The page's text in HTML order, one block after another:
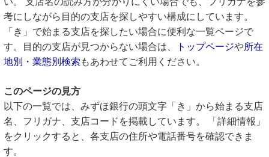
考にしながら目的の支店を探しやすい構成にしています。
「き」で始まる支店を探したい場合に便利な一覧ページで
す。目的の支店が見つからない場合は、
トップページや所在
地別・業態別検索 もあわせてご利用ください。
このページの見方
以下の一覧では、みずほ銀行の頭文字「き」から始まる支店
名、フリガナ、支店コードを掲載しています。 「詳細情報」
をクリックすると、各支店の住所や電話番号を確認できま
す。